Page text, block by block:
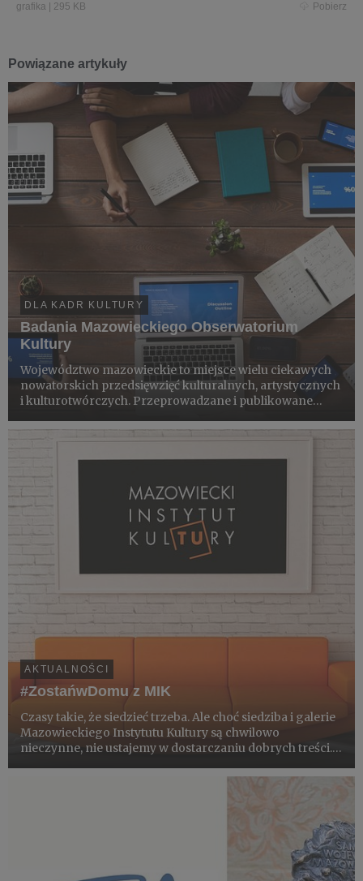
grafika 295 KB Pobierz
Powiązane artykuły
DLA KADR KULTURY
Badania Mazowieckiego Obserwatorium
Kultury
Województwo mazowieckie to miejsce wielu ciekawych
nowatorskich przedsięwzięć kulturalnych, artystycznych
i kulturotwórczych. Przeprowadzane i publikowane
ilościowego i jakościowego opisu, aby mogły stać się
AKTUALNOŚCI
#ZostańwDomu z MIK
Czasy takie, że siedzieć trzeba. Ale choć siedziba i galerie
Mazowieckiego Instytutu Kultury są chwilowo
nieczynne, nie ustajemy w dostarczaniu dobrych treści.